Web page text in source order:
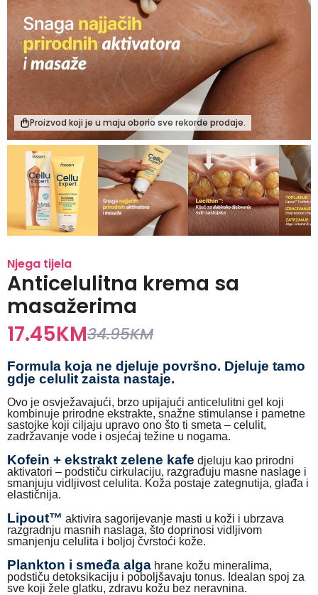
Proizvod koji je u maju oborio sve rekorde prodaje.
Njega tijela
Anticelulitna krema sa
masažerima
17.45KM34.95KM
Formula koja ne djeluje površno. Djeluje tamo
gdje celulit zaista nastaje.
Ovo je osvježavajući, brzo upijajući anticelulitni gel koji
kombinuje prirodne ekstrakte, snažne stimulanse i pametne
sastojke koji ciljaju upravo ono što ti smeta – celulit,
zadržavanje vode i osjećaj težine u nogama.
Kofein + ekstrakt zelene kafe djeluju kao prirodni
aktivatori – podstiču cirkulaciju, razgrađuju masne naslage i
smanjuju vidljivost celulita. Koža postaje zategnutija, glađa i
elastičnija.
Lipout™ aktivira sagorijevanje masti u koži i ubrzava
razgradnju masnih naslaga, što doprinosi vidljivom
smanjenju celulita i boljoj čvrstoći kože.
Plankton i smeđa alga hrane kožu mineralima,
podstiču detoksikaciju i poboljšavaju tonus. Idealan spoj za
sve koji žele glatku, zdravu kožu bez neravnina.